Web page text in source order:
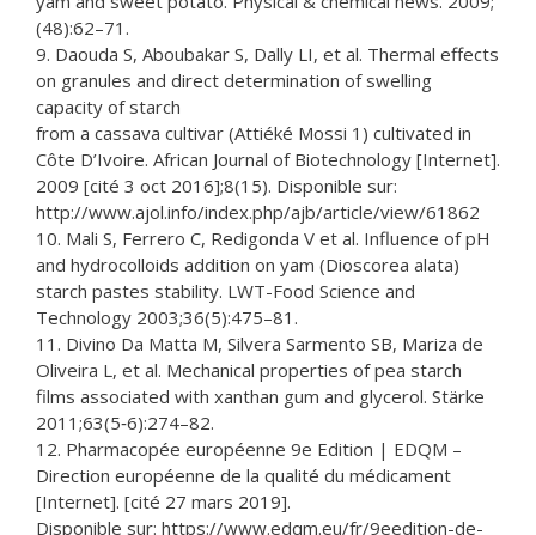
(48):62–71.
9. Daouda S, Aboubakar S, Dally LI, et al. Thermal effects
on granules and direct determination of swelling
capacity of starch
from a cassava cultivar (Attiéké Mossi 1) cultivated in
Côte D’Ivoire. African Journal of Biotechnology [Internet].
2009 [cité 3 oct 2016];8(15). Disponible sur:
http://www.ajol.info/index.php/ajb/article/view/61862
10. Mali S, Ferrero C, Redigonda V et al. Influence of pH
and hydrocolloids addition on yam (Dioscorea alata)
starch pastes stability. LWT-Food Science and
Technology 2003;36(5):475–81.
11. Divino Da Matta M, Silvera Sarmento SB, Mariza de
Oliveira L, et al. Mechanical properties of pea starch
films associated with xanthan gum and glycerol. Stärke
2011;63(5‑6):274–82.
12. Pharmacopée européenne 9e Edition | EDQM –
Direction européenne de la qualité du médicament
[Internet]. [cité 27 mars 2019].
Disponible sur: https://www.edqm.eu/fr/9eedition-de-